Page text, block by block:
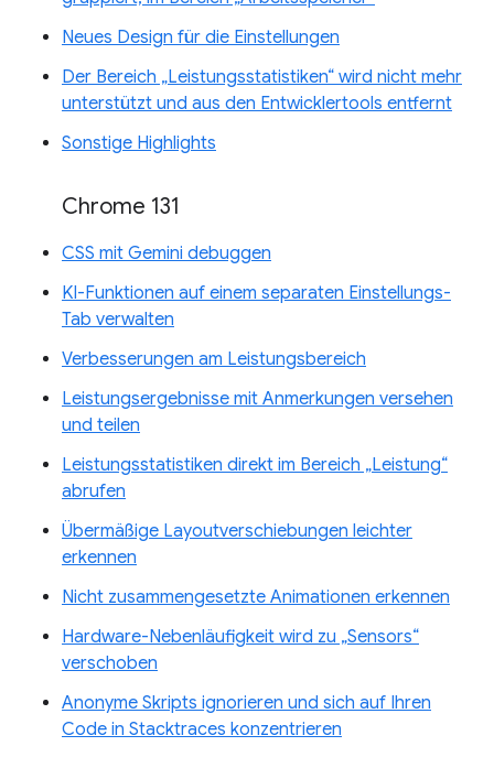
Neues Design für die Einstellungen
Der Bereich „Leistungsstatistiken“ wird nicht mehr
unterstützt und aus den Entwicklertools entfernt
Sonstige Highlights
Chrome 131
CSS mit Gemini debuggen
KI-Funktionen auf einem separaten Einstellungs-
Tab verwalten
Verbesserungen am Leistungsbereich
Leistungsergebnisse mit Anmerkungen versehen
und teilen
Leistungsstatistiken direkt im Bereich „Leistung“
abrufen
Übermäßige Layoutverschiebungen leichter
erkennen
Nicht zusammengesetzte Animationen erkennen
Hardware-Nebenläufigkeit wird zu „Sensors“
verschoben
Anonyme Skripts ignorieren und sich auf Ihren
Code in Stacktraces konzentrieren